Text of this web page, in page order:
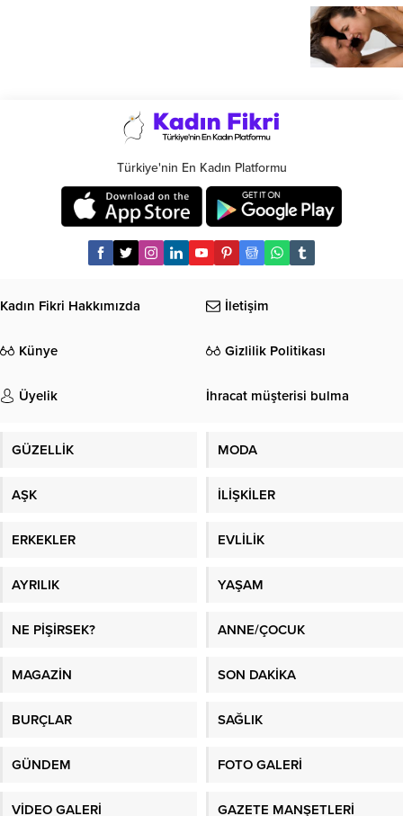
Türkiye'nin En Kadın Platformu
Kadın Fikri Hakkımızda İletişim
Künye Gizlilik Politikası
Üyelik İhracat müşterisi bulma
GÜZELLİK MODA
AŞK İLİŞKİLER
ERKEKLER EVLİLİK
AYRILIK YAŞAM
NE PİŞİRSEK? ANNE/ÇOCUK
MAGAZİN SON DAKİKA
BURÇLAR SAĞLIK
GÜNDEM FOTO GALERİ
VİDEO GALERİ GAZETE MANŞETLERİ